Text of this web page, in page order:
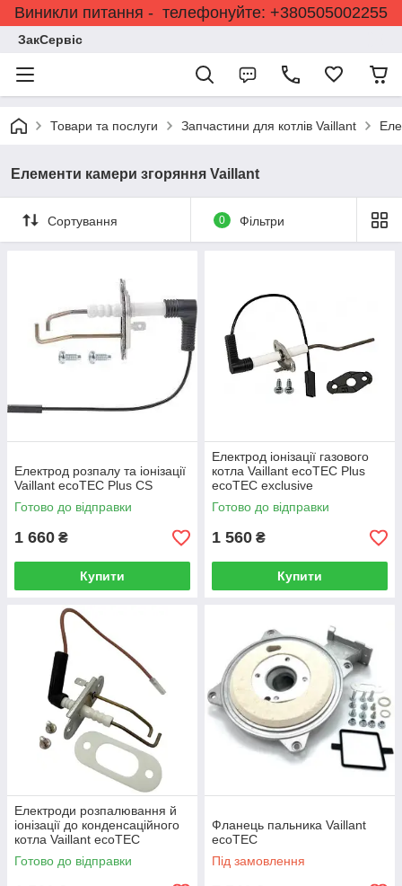
Виникли питання - телефонуйте: +380505002255
ЗакСервіс
Товари та послуги Запчастини для котлів Vaillant
Елементи камери згоряння Vaillant
Сортування 0 Фільтри
Електрод розпалу та іонізації
Vaillant ecoTEC Plus CS
Готово до відправки
1 660 ₴
Купити
Електрод іонізації газового
котла Vaillant ecoTEC Plus
ecoTEC exclusive
Готово до відправки
1 560 ₴
Купити
Електроди розпалювання й
іонізації до конденсаційного
котла Vaillant ecoTEC
Готово до відправки
Фланець пальника Vaillant
ecoTEC
Під замовлення